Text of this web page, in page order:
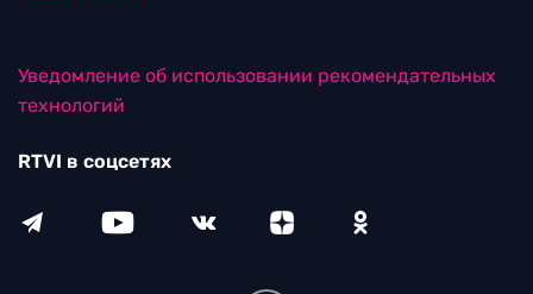
Уведомление об использовании рекомендательных
технологий
RTVI в соцсетях